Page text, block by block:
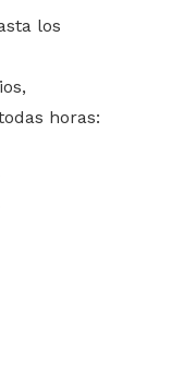
los
horas: